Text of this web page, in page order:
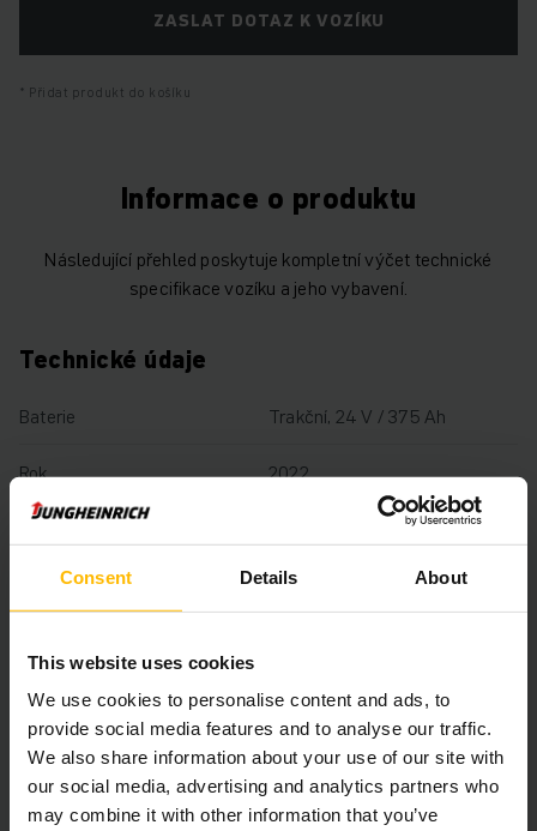
Consent Details About
This website uses cookies
We use cookies to personalise content and ads, to
provide social media features and to analyse our traffic.
We also share information about your use of our site with
our social media, advertising and analytics partners who
may combine it with other information that you’ve
ZASLAT DOTAZ K VOZÍKU
Přidat produkt do košíku
Informace o produktu
Následující přehled poskytuje kompletní výčet technické
specifikace vozíku a jeho vybavení.
Technické údaje
Baterie Trakční, 24 V / 375 Ah
Rok 2022
Nosnost 2000 kg
Výška 2450 mm
Délka vidlí 1150 mm
Typ sloupu Duplex